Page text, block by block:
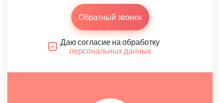
Обратный звонок
Даю согласие на обработку
персональных данных